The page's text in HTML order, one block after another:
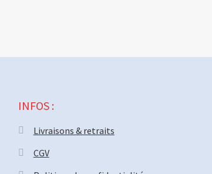
INFOS :
Livraisons & retraits
CGV